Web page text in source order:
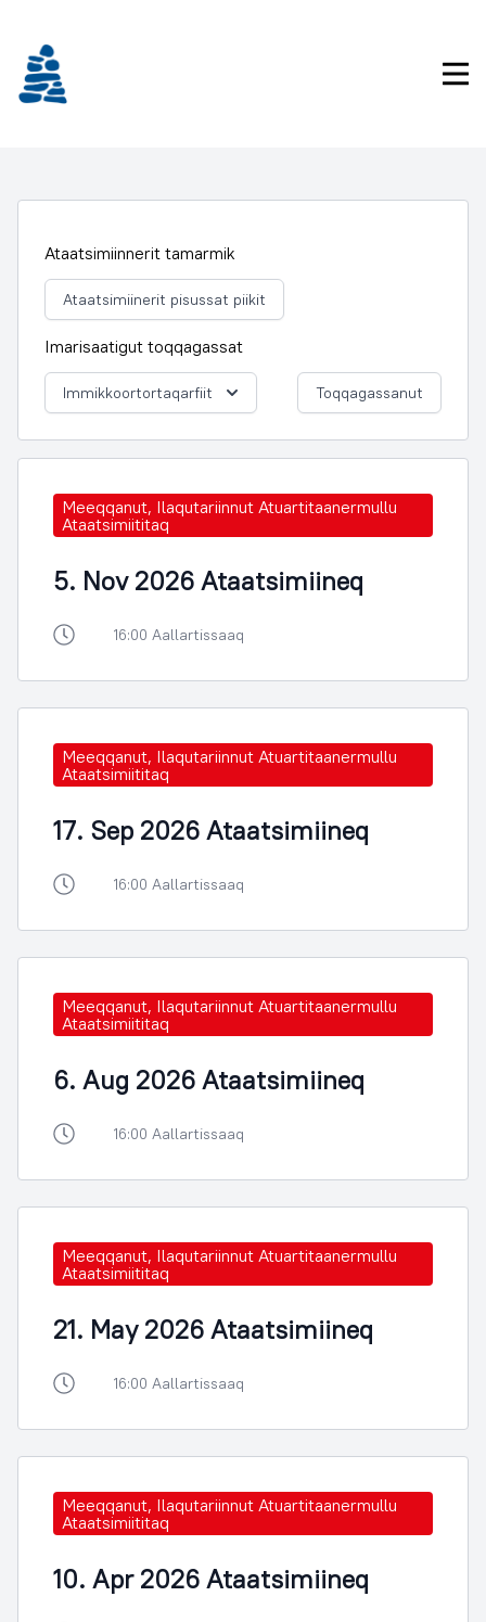
Ataatsimiinnerit tamarmik
Ataatsimiinerit pisussat piikit
Imarisaatigut toqqagassat
Immikkoortortaqarfiit Toqqagassanut
Meeqqanut, Ilaqutariinnut Atuartitaanermullu
Ataatsimiititaq
5. Nov 2026 Ataatsimiineq
16:00 Aallartissaaq
Meeqqanut, Ilaqutariinnut Atuartitaanermullu
Ataatsimiititaq
17. Sep 2026 Ataatsimiineq
16:00 Aallartissaaq
Meeqqanut, Ilaqutariinnut Atuartitaanermullu
Ataatsimiititaq
6. Aug 2026 Ataatsimiineq
16:00 Aallartissaaq
Meeqqanut, Ilaqutariinnut Atuartitaanermullu
Ataatsimiititaq
21. May 2026 Ataatsimiineq
16:00 Aallartissaaq
Meeqqanut, Ilaqutariinnut Atuartitaanermullu
Ataatsimiititaq
10. Apr 2026 Ataatsimiineq